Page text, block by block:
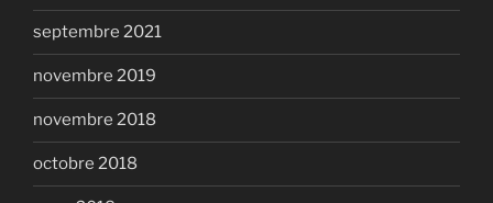
septembre 2021
novembre 2019
novembre 2018
octobre 2018